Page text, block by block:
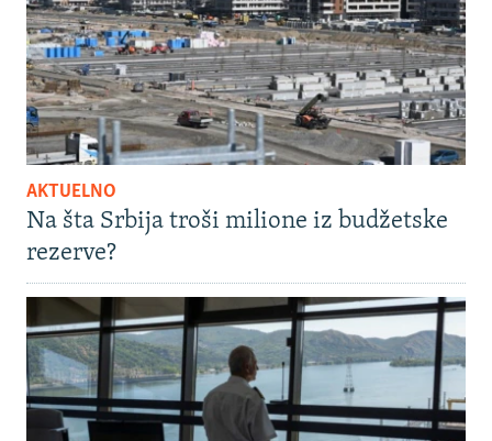
AKTUELNO
Na šta Srbija troši milione iz budžetske
rezerve?